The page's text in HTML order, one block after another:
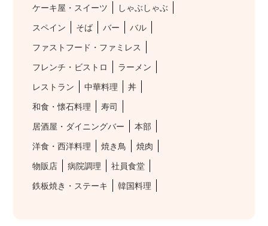
ケーキ屋・スイーツ
しゃぶしゃぶ
スペイン
そば バー
バル
ファストフード・ファミレス
フレンチ・ビストロ
ラーメン
レストラン
中華料理
丼
和食・懐石料理
寿司
居酒屋・ダイニングバー
本部
洋食・西洋料理
焼き鳥
焼肉
物販店
病院調理
社員食堂
鉄板焼き・ステーキ
韓国料理